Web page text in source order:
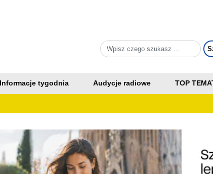
Informacje tygodnia Audycje radiowe TOP